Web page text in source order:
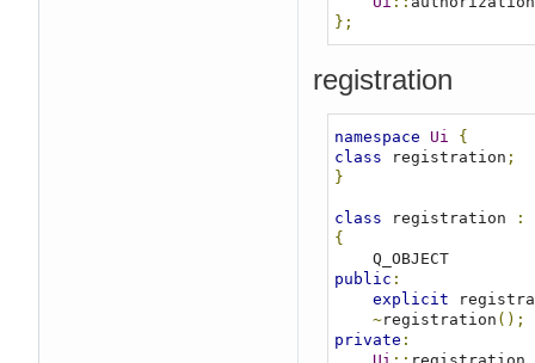
};
registration
namespace Ui
{
class registration ;
}
class registration :
{
    Q_OBJECT
public :
explicit
~registration ();
private :